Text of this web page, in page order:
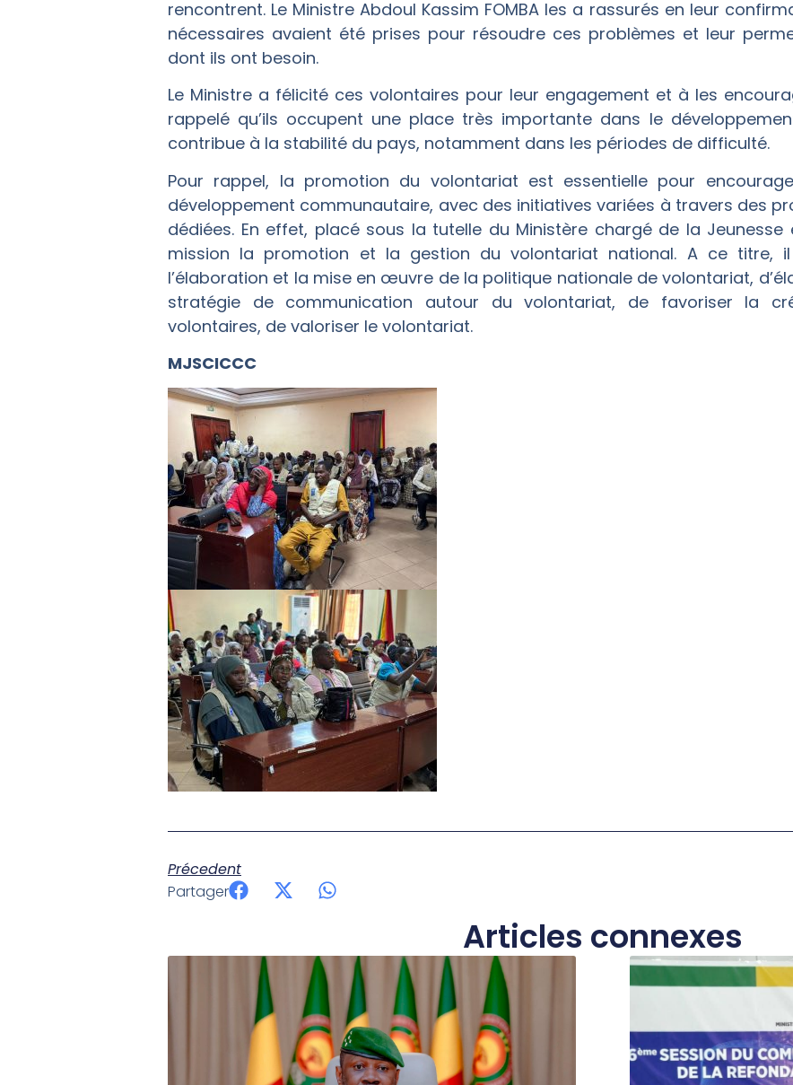
rencontrent. Le Ministre Abdoul Kassim FOMBA les a rassurés en leur
nécessaires avaient été prises pour résoudre ces problèmes et leur
dont ils ont besoin.
Le Ministre a félicité ces volontaires pour leur engagement et à les
rappelé qu’ils occupent une place très importante dans le
contribue à la stabilité du pays, notamment dans les périodes de difficulté.
Pour rappel, la promotion du volontariat est essentielle pour
développement communautaire, avec des initiatives variées à travers des
dédiées. En effet, placé sous la tutelle du Ministère chargé de la Jeunesse
mission la promotion et la gestion du volontariat national. A ce titre,
l’élaboration et la mise en œuvre de la politique nationale de volontariat,
stratégie de communication autour du volontariat, de favoriser la
volontaires, de valoriser le volontariat.
MJSCICCC
Précedent
Partager
Articles connexes